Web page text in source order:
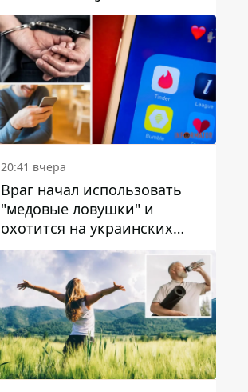
скрыть преступление:
детали
20:41 вчера
Враг начал использовать
"медовые ловушки" и
охотится на украинских
военнослужащих